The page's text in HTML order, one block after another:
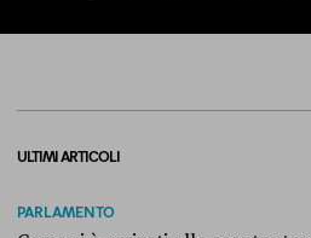
ULTIMI ARTICOLI
PARLAMENTO